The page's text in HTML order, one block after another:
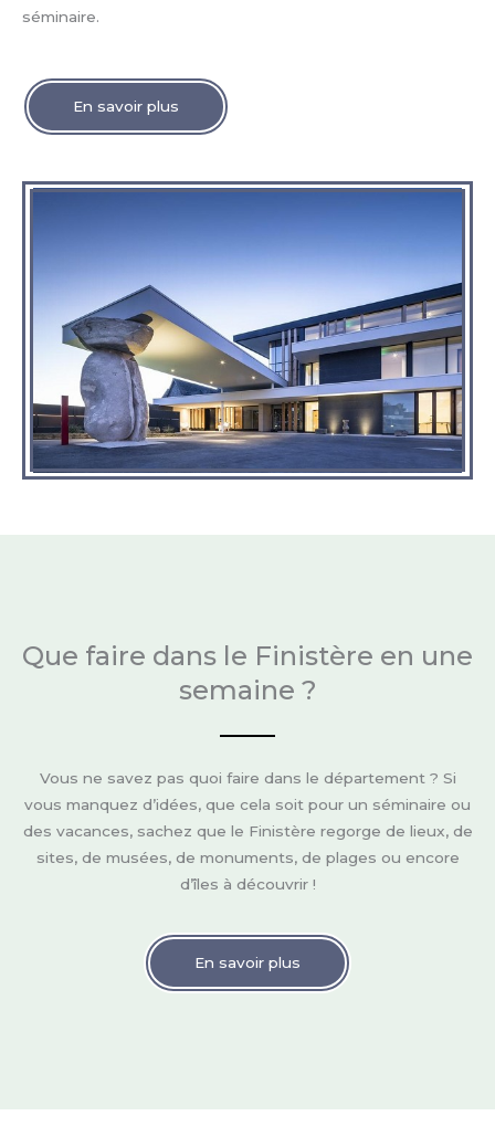
séminaire.
En savoir plus
Que faire dans le Finistère en une
semaine ?
Vous ne savez pas quoi faire dans le département ? Si
vous manquez d’idées, que cela soit pour un séminaire ou
des vacances, sachez que le Finistère regorge de lieux, de
sites, de musées, de monuments, de plages ou encore
d’îles à découvrir !
En savoir plus